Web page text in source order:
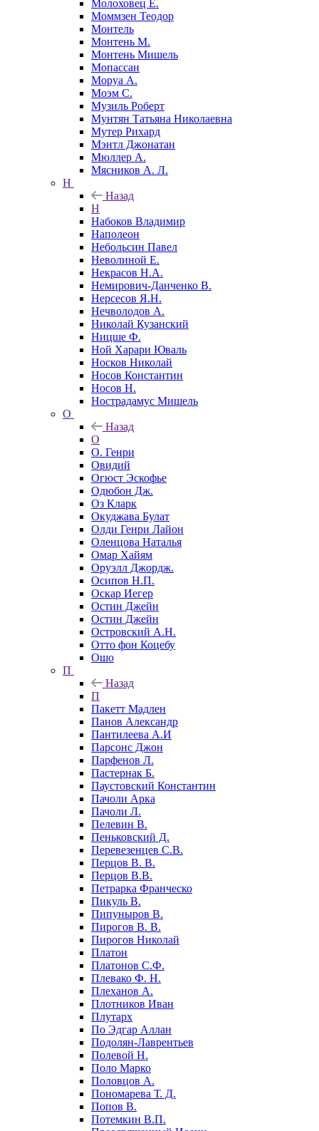
Молоховец Е.
Моммзен Теодор
Монтель
Монтень М.
Монтень Мишель
Мопассан
Моруа А.
Моэм С.
Музиль Роберт
Мунтян Татьяна Николаевна
Мутер Рихард
Мэнтл Джонатан
Мюллер А.
Мясников А. Л.
Н
Назад
Н
Набоков Владимир
Наполеон
Небольсин Павел
Неволиной Е.
Некрасов Н.А.
Немирович-Данченко В.
Нерсесов Я.Н.
Нечволодов А.
Николай Кузанский
Ницше Ф.
Ной Харари Юваль
Носков Николай
Носов Константин
Носов Н.
Нострадамус Мишель
О
Назад
О
О. Генри
Овидий
Огюст Эскофье
Одюбон Дж.
Оз Кларк
Окуджава Булат
Олди Генри Лайон
Оленцова Наталья
Омар Хайям
Оруэлл Джордж.
Осипов Н.П.
Оскар Иегер
Остин Джейн
Остин Джейн
Островский А.Н.
Отто фон Коцебу
Ошо
П
Назад
П
Пакетт Мадлен
Панов Александр
Пантилеева А.И
Парсонс Джон
Парфенов Л.
Пастернак Б.
Паустовский Константин
Пачоли Арка
Пачоли Л.
Пелевин В.
Пеньковский Д.
Перевезенцев С.В.
Перцов В. В.
Перцов В.В.
Петрарка Франческо
Пикуль В.
Пипуныров В.
Пирогов В. В.
Пирогов Николай
Платон
Платонов С.Ф.
Плевако Ф. Н.
Плеханов А.
Плотников Иван
Плутарх
По Эдгар Аллан
Подолян-Лаврентьев
Полевой Н.
Поло Марко
Половцов А.
Пономарева Т. Д.
Попов В.
Потемкин В.П.